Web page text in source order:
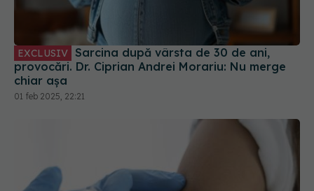
EXCLUSIV
provocări. Dr. Ciprian Andrei Morariu: Nu merge
chiar așa
01 feb 2025, 22:21